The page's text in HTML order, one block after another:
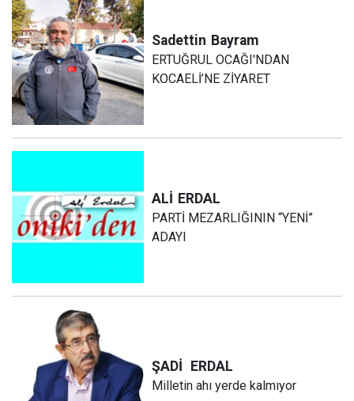
Sadettin Bayram
ERTUĞRUL OCAĞI'NDAN
KOCAELİ’NE ZİYARET
ALİ ERDAL
PARTİ MEZARLIĞININ “YENİ”
ADAYI
ŞADİ ERDAL
Milletin ahı yerde kalmıyor